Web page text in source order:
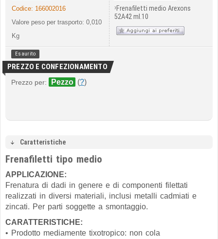
Codice: 166002016
Valore peso per trasporto: 0,010
Kg
›Frenafiletti medio Arexons
52A42 ml.10
Esaurito
PREZZO E CONFEZIONAMENTO
Prezzo per: Pezzo (?)
Caratteristiche
Frenafiletti tipo medio
APPLICAZIONE:
Frenatura di dadi in genere e di componenti filettati
realizzati in diversi materiali, inclusi metalli cadmiati e
zincati. Per parti soggette a smontaggio.
CARATTERISTICHE:
• Prodotto mediamente tixotropico: non cola